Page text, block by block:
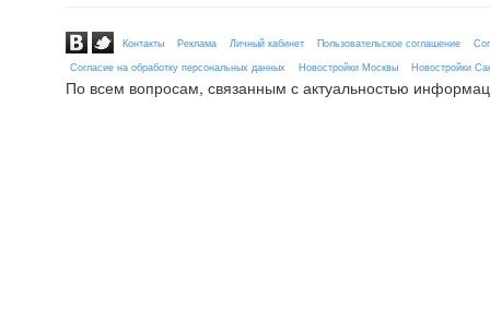
Контакты Реклама Личный кабинет Пользовательское соглашение
Согласие на обработку персональных данных
Новостройки Москвы Новостройки
По всем вопросам, связанным с актуальностью